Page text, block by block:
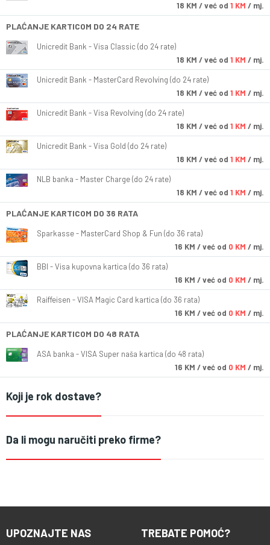
18 KM / već od 1 KM / mj.
PLAĆANJE KARTICOM DO 24 RATE
Unicredit Bank - Visa Classic (do 24 rate)
18 KM / već od 1 KM / mj.
Unicredit Bank - MasterCard Revolving (do 24 rate)
18 KM / već od 1 KM / mj.
Unicredit Bank - Visa Revolving (do 24 rate)
18 KM / već od 1 KM / mj.
Unicredit Bank - Visa Gold (do 24 rate)
18 KM / već od 1 KM / mj.
NLB banka - Master Charge (do 24 rate)
18 KM / već od 1 KM / mj.
PLAĆANJE KARTICOM DO 36 RATA
Sparkasse - MasterCard Shop & Fun (do 36 rata)
16 KM / već od 0 KM / mj.
BBI - Visa kupovna kartica (do 36 rata)
16 KM / već od 0 KM / mj.
Raiffeisen - VISA Magic Card kartica (do 36 rata)
16 KM / već od 0 KM / mj.
PLAĆANJE KARTICOM DO 48 RATA
ASA banka - VISA Super naša kartica (do 48 rata)
16 KM / već od 0 KM / mj.
Koji je rok dostave?
Da li mogu naručiti preko firme?
UPOZNAJTE NAS TREBATE POMOĆ?